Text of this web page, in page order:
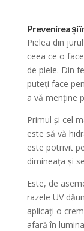
Prevenirea și
Pielea din
ceea ce o
de piele. Din
puteți face
a vă menține
Primul și cel
este să vă
este potrivit
dimineața și
Este, de
razele UV
aplicați o
afară în